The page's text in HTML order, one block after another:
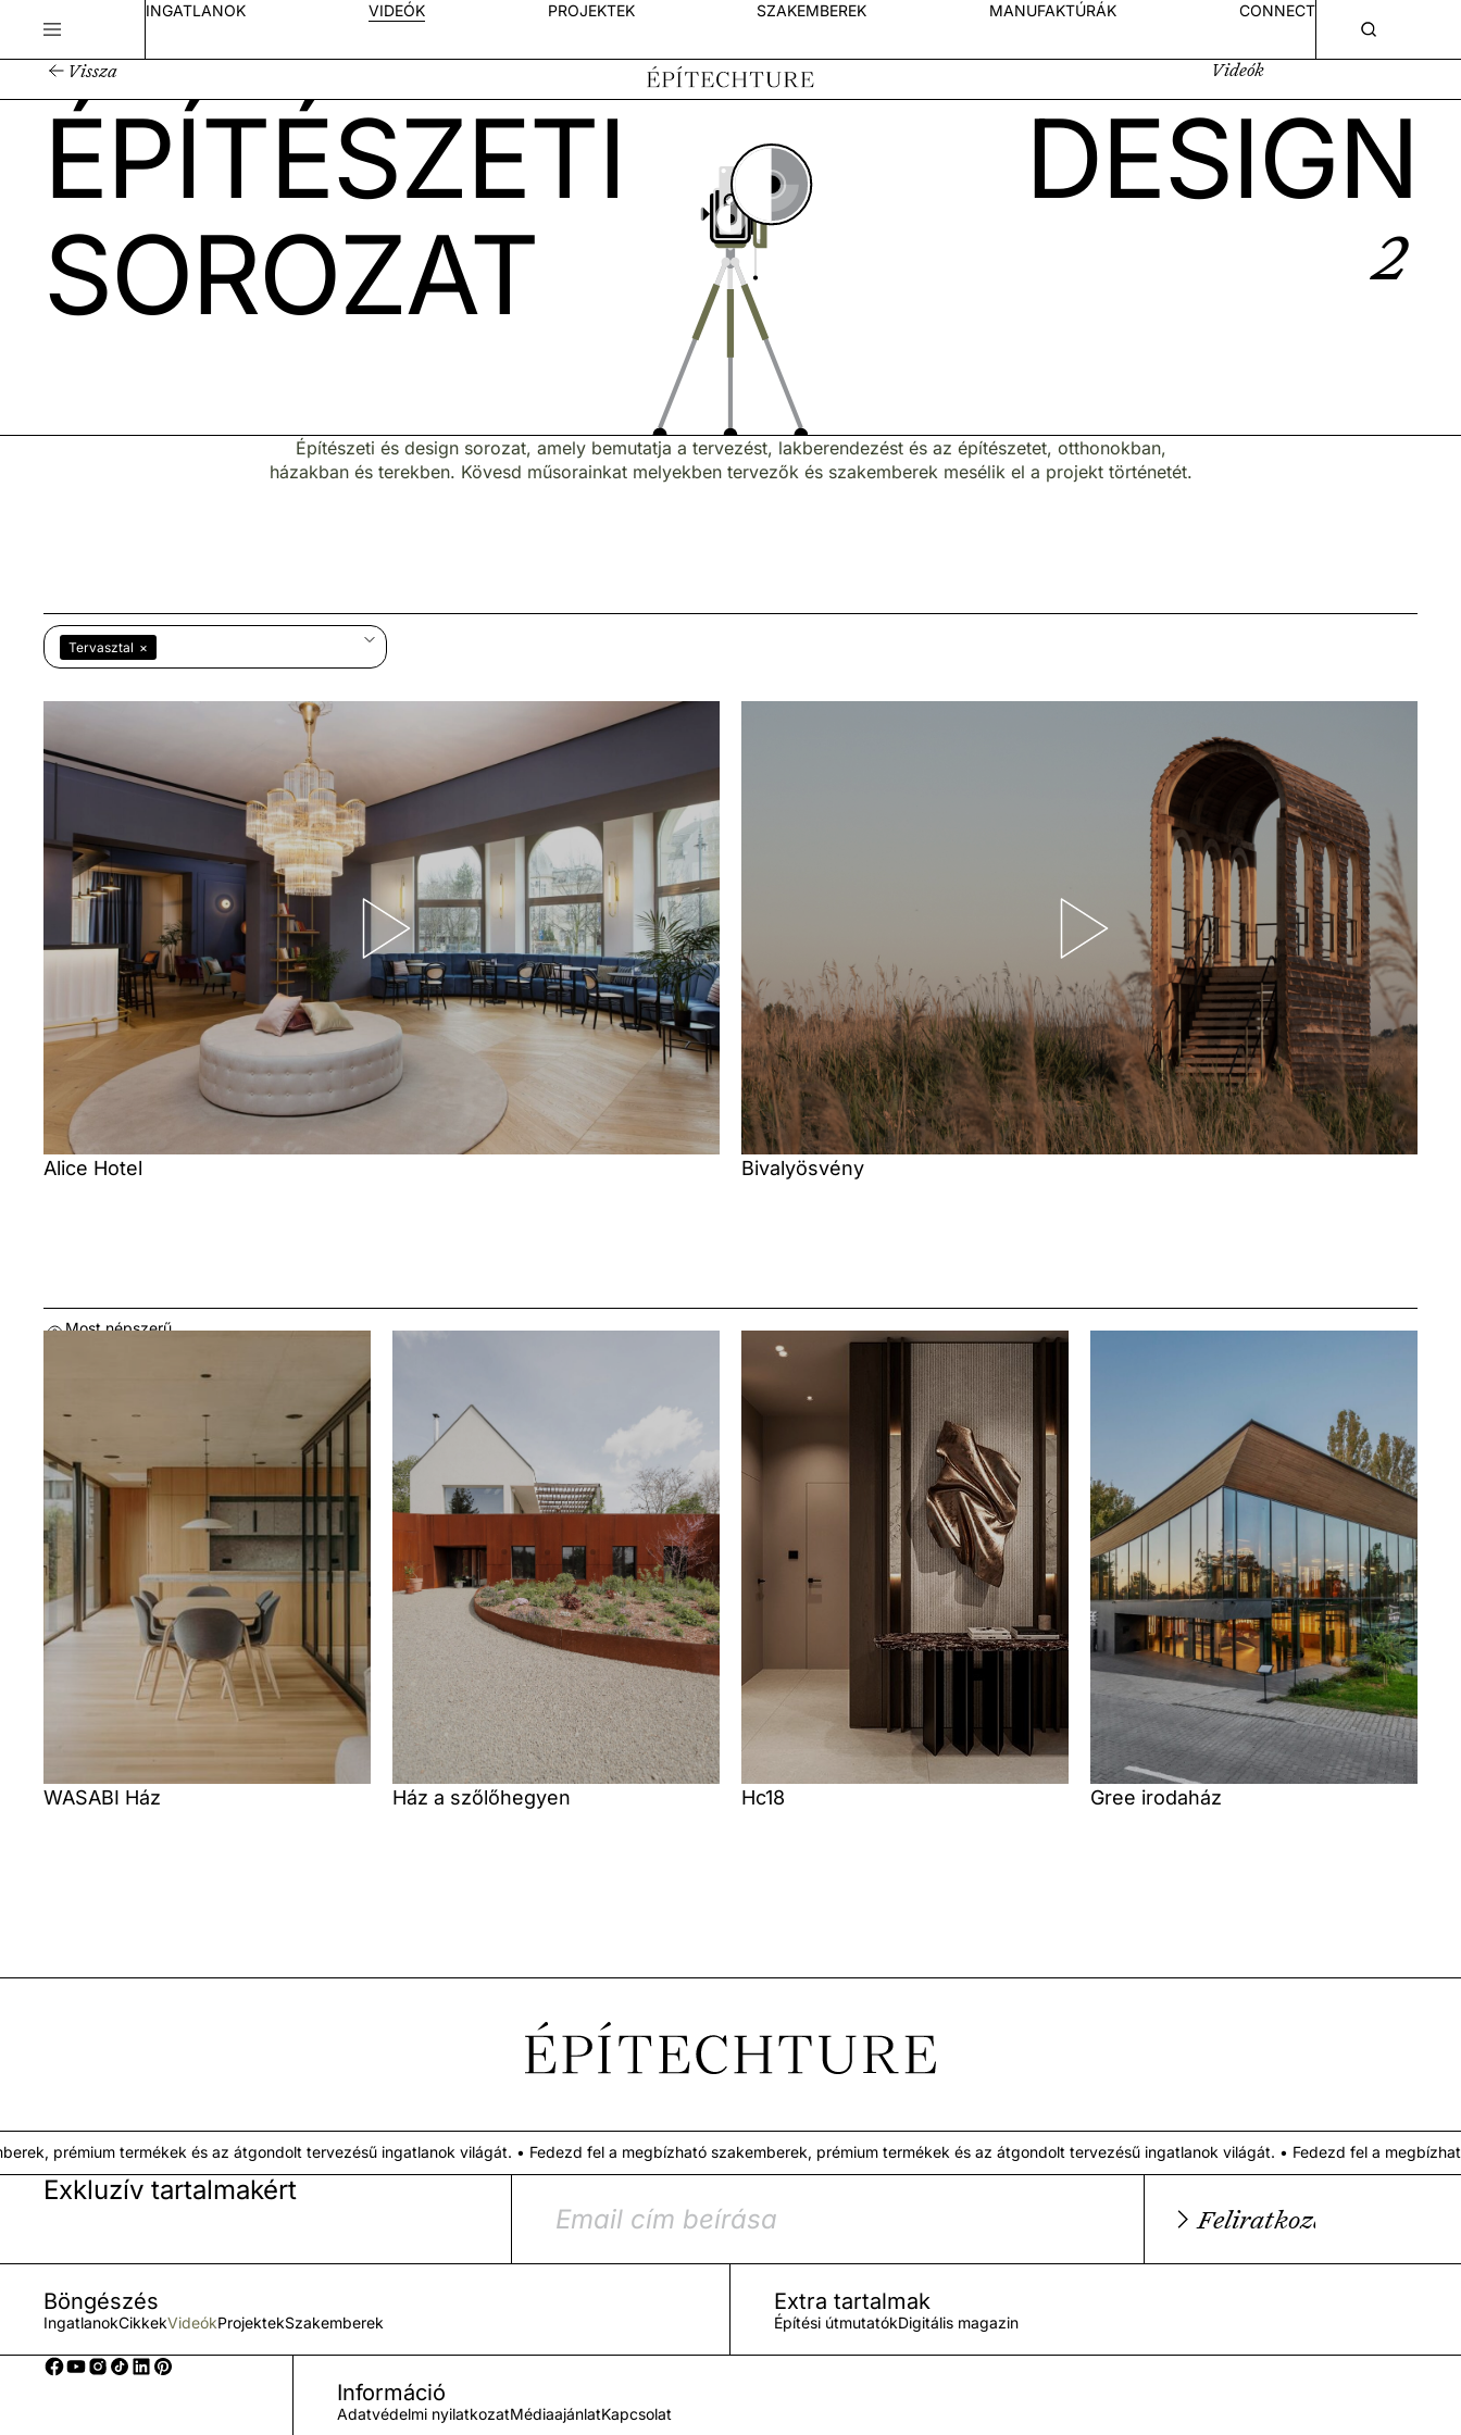
INGATLANOK VIDEÓK PROJEKTEK SZAKEMBEREK MANUFAKTÚRÁK CONNECT
Vissza Videók
ÉPÍTÉSZETI
SOROZAT
DESIGN
2
Építészeti és design sorozat, amely bemutatja a tervezést, lakberendezést és az építészetet, otthonokban,
házakban és terekben. Kövesd műsorainkat melyekben tervezők és szakemberek mesélik el a projekt történetét.
Tervasztal ×
Alice Hotel Bivalyösvény
Most népszerű
WASABI Ház Ház a szőlőhegyen Hc18 Gree irodaház
termékek és az átgondolt tervezésű ingatlanok világát. • Fedezd fel a megbízható szakemberek, prémium termékek és az átgondolt tervezésű ingatlanok világát. •Fedezd fel a megbízható
Exkluzív tartalmakért
Feliratkozás
Böngészés
IngatlanokCikkekVideókProjektekSzakemberek
Extra tartalmak
Építési útmutatókDigitális magazin
Információ
Adatvédelmi nyilatkozatMédiaajánlatKapcsolat